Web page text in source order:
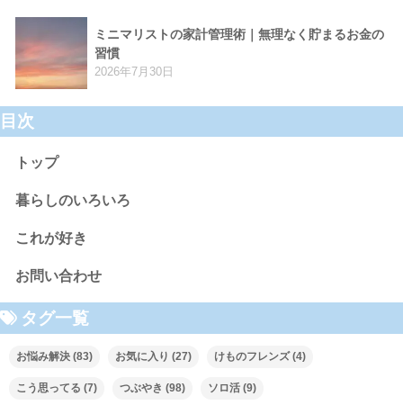
ミニマリストの家計管理術｜無理なく貯まるお金の
習慣
2026年7月30日
目次
トップ
暮らしのいろいろ
これが好き
お問い合わせ
タグ一覧
お悩み解決 (83) お気に入り (27) けものフレンズ(4)
こう思ってる (7) つぶやき (98) ソロ活 (9)